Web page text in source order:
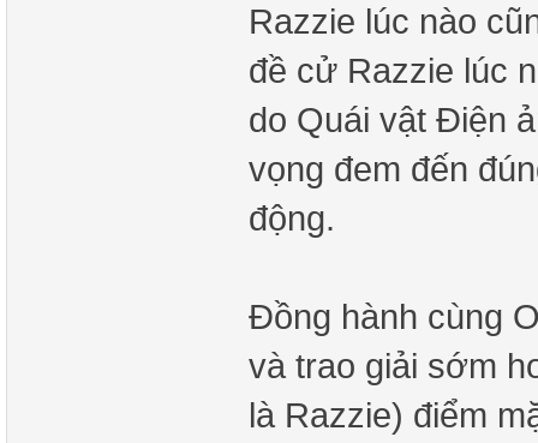
Razzie lúc nào
đề cử Razzie lúc
do Quái vật Điện
vọng đem đến
động.
Đồng hành cùng
và trao giải sớm
là Razzie) điểm